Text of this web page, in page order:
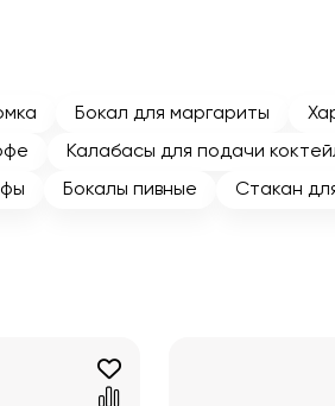
Бокал для маргариты
Калабасы для подачи
Бокалы пивные
Стакан